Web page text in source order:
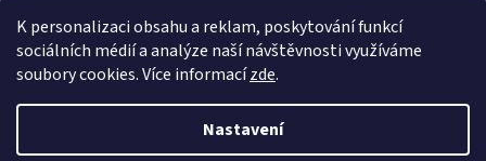
K personalizaci obsahu a reklam, poskytování funkcí
sociálních médií a analýze naší návštěvnosti využíváme
soubory cookies. Více informacízde.
Nastavení